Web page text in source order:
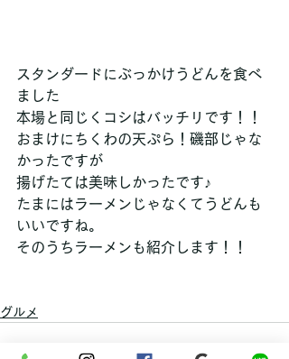
スタンダードにぶっかけうどんを食べ
ました
本場と同じくコシはバッチリです！！
おまけにちくわの天ぷら！磯部じゃな
かったですが
揚げたては美味しかったです♪
たまにはラーメンじゃなくてうどんも
いいですね。
そのうちラーメンも紹介します！！
グルメ